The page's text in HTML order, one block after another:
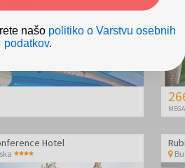
Hotel
našo politiko o Varstvu osebnih
podatkov.